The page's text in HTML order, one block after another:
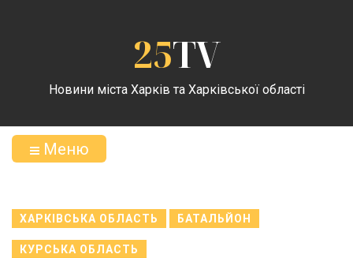
25TV
Новини міста Харків та Харківської області
Меню
ХАРКІВСЬКА ОБЛАСТЬ БАТАЛЬЙОН
КУРСЬКА ОБЛАСТЬ